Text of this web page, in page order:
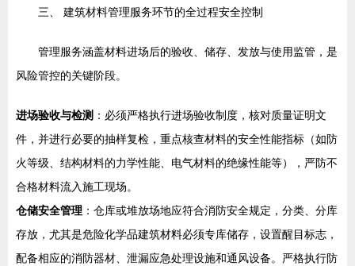
三、 建筑材料管理服务环节的全过程安全控制
管理服务涵盖材料进场后的验收、储存、发放与使用监管，是
风险管控的关键阶段。
进场验收与检测 ：必须严格执行进场验收制度，核对质量证明文
件，并进行必要的抽样复检，重点核查材料的安全性能指标（如防
火等级、结构材料的力学性能、电气材料的绝缘性能等），严防不
合格材料流入施工现场。
仓储安全管理 ：仓库或堆放场地应符合消防安全规定，分类、分库
存放，尤其是危险化学品建筑材料必须专库储存，设置醒目标志，
配备相应的消防器材、泄漏应急处理设施和通风设备。严格执行防